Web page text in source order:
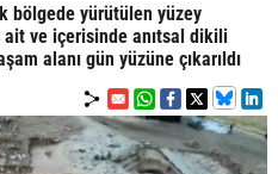
bölgede yürütülen yüzey
ait ve içerisinde anıtsal dikili
alanı gün yüzüne çıkarıldı